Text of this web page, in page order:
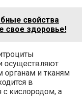
свойства
свое здоровье!
осуществляют
органам и тканям
в
с кислородом, а